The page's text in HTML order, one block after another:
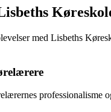
med Lisbeths
professionalisme